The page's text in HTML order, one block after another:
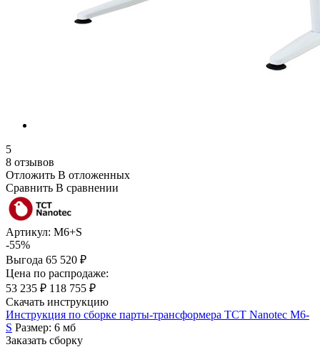
5
8 отзывов
Отложить В отложенных
Сравнить В сравнении
Артикул: М6+S
-55%
Выгода 65 520 ₽
Цена по распродаже:
53 235 ₽ 118 755 ₽
Скачать инструкцию
Инструкция по сборке парты-трансформера TCT Nanotec М6-
S Размер: 6 мб
Заказать сборку